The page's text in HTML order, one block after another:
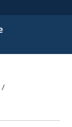
/